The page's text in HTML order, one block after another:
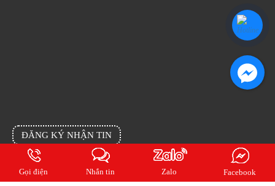
ĐĂNG KÝ NHẬN TIN
Đăng ký email của bạn cho chúng tôi để cập nhật tin mới nhất từng ngày
Gọi điện
Nhắn tin Zalo Facebook